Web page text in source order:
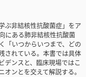
ぶ非結核性抗酸菌症」をア
にある肺非結核性抗酸菌
「いつからいつまで、どの
されている。本書では具体
デンスと、臨床現場ではこ
ンとを交えて解説する。